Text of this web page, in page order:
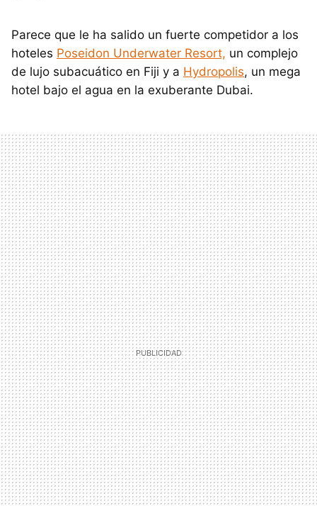
Parece que le ha salido un fuerte competidor a los
hoteles Poseidon Underwater Resort, un complejo
de lujo subacuático en Fiji y a Hydropolis, un mega
hotel bajo el agua en la exuberante Dubai.